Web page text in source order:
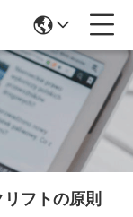
フトの原則